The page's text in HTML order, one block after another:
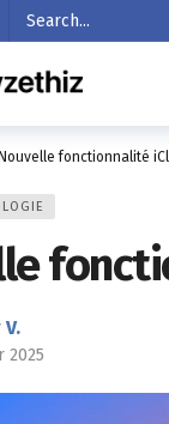
Nouvelle fonctionnalité
2025